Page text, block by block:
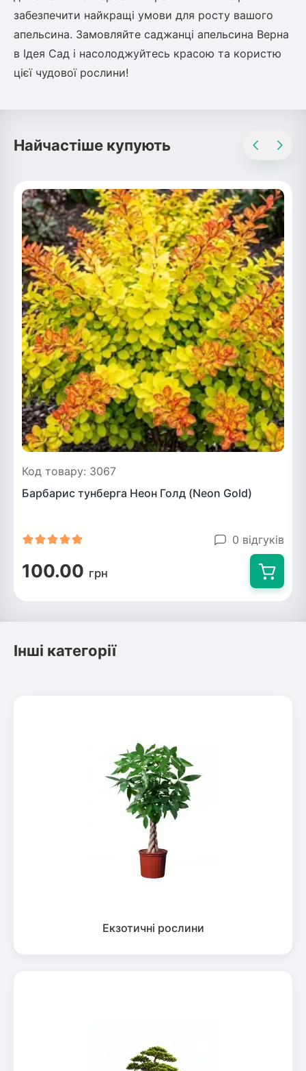
забезпечити найкращі умови для росту вашого
апельсина. Замовляйте саджанці апельсина Верна
в Ідея Сад і насолоджуйтесь красою та користю
цієї чудової рослини!
Найчастіше купують
Код товару: 3067
Барбарис тунберга Неон Голд (Neon Gold)
0 відгуків
100.00 грн
Інші категорії
Екзотичні рослини